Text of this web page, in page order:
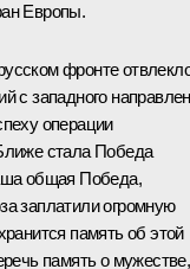
Европы.
фронте
с западного
операции
стала Победа
общая Победа,
заплатили огромную
память об этой
память о мужестве,